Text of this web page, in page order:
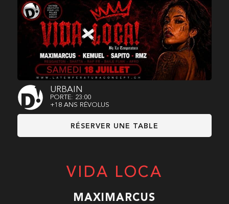
URBAIN
PORTE: 23:00
+18 ANS RÉVOLUS
RÉSERVER UNE TABLE
VIDA LOCA
MAXIMARCUS